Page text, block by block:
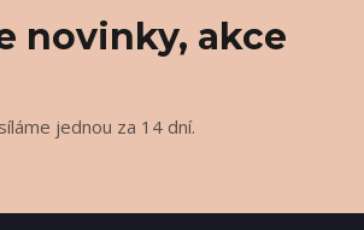
novinky, akce
jednou za 14 dní.